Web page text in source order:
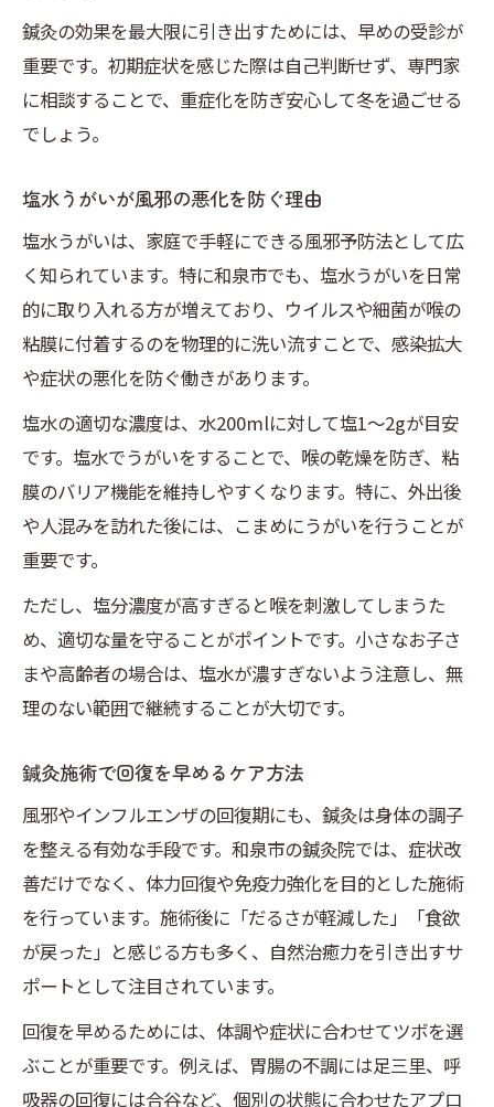
鍼灸の効果を最大限に引き出すためには、早めの受診が
重要です。初期症状を感じた際は自己判断せず、専門家
に相談することで、重症化を防ぎ安心して冬を過ごせる
でしょう。
塩水うがいが風邪の悪化を防ぐ理由
塩水うがいは、家庭で手軽にできる風邪予防法として広
く知られています。特に和泉市でも、塩水うがいを日常
的に取り入れる方が増えており、ウイルスや細菌が喉の
粘膜に付着するのを物理的に洗い流すことで、感染拡大
や症状の悪化を防ぐ働きがあります。
塩水の適切な濃度は、水200mlに対して塩1〜2gが目安
です。塩水でうがいをすることで、喉の乾燥を防ぎ、粘
膜のバリア機能を維持しやすくなります。特に、外出後
や人混みを訪れた後には、こまめにうがいを行うことが
重要です。
ただし、塩分濃度が高すぎると喉を刺激してしまうた
め、適切な量を守ることがポイントです。小さなお子さ
まや高齢者の場合は、塩水が濃すぎないよう注意し、無
理のない範囲で継続することが大切です。
鍼灸施術で回復を早めるケア方法
風邪やインフルエンザの回復期にも、鍼灸は身体の調子
を整える有効な手段です。和泉市の鍼灸院では、症状改
善だけでなく、体力回復や免疫力強化を目的とした施術
を行っています。施術後に「だるさが軽減した」「食欲
が戻った」と感じる方も多く、自然治癒力を引き出すサ
ポートとして注目されています。
回復を早めるためには、体調や症状に合わせてツボを選
ぶことが重要です。例えば、胃腸の不調には足三里、呼
吸器の回復には合谷など、個別の状態に合わせたアプロ